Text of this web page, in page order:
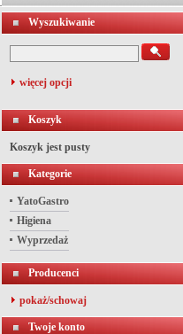
Wyszukiwanie
więcej opcji
Koszyk
Koszyk jest pusty
Kategorie
YatoGastro
Higiena
Wyprzedaż
Producenci
pokaż/schowaj
Twoje konto